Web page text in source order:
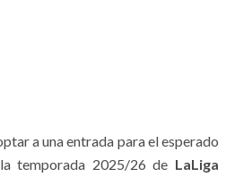
a una entrada para el esperado
temporada 2025/26 de LaLiga